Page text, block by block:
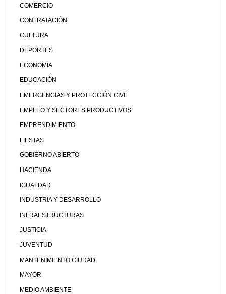
COMERCIO
CONTRATACIÓN
CULTURA
DEPORTES
ECONOMÍA
EDUCACIÓN
EMERGENCIAS Y PROTECCIÓN CIVIL
EMPLEO Y SECTORES PRODUCTIVOS
EMPRENDIMIENTO
FIESTAS
GOBIERNO ABIERTO
HACIENDA
IGUALDAD
INDUSTRIA Y DESARROLLO
INFRAESTRUCTURAS
JUSTICIA
JUVENTUD
MANTENIMIENTO CIUDAD
MAYOR
MEDIO AMBIENTE